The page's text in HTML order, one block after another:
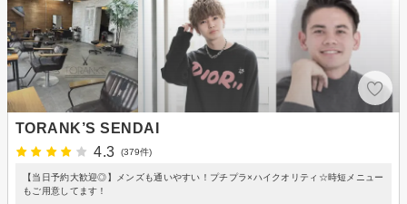
TORANK’S SENDAI
4.3
(379件)
【当日予約大歓迎◎】メンズも通いやすい！プチプラ×ハイクオリティ☆時短メニュー
もご用意してます！